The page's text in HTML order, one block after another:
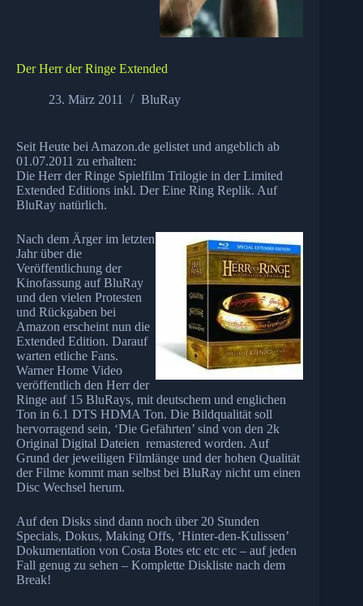
Der Herr der Ringe Extended
23. März 2011 BluRay
Seit Heute bei Amazon.de gelistet und angeblich ab
01.07.2011 zu erhalten:
Die Herr der Ringe Spielfilm Trilogie in der Limited
Extended Editions inkl. Der Eine Ring Replik. Auf
BluRay natürlich.
Nach dem Ärger im letzten
Jahr über die
Veröffentlichung der
Kinofassung auf BluRay
und den vielen Protesten
und Rückgaben bei
Amazon erscheint nun die
Extended Edition. Darauf
warten etliche Fans.
Warner Home Video
veröffentlich den Herr der
Ringe auf 15 BluRays, mit deutschem und englichen
Ton in 6.1 DTS HDMA Ton. Die Bildqualität soll
hervorragend sein, ‘Die Gefährten’ sind von den 2k
Original Digital Dateien remastered worden. Auf
Grund der jeweiligen Filmlänge und der hohen Qualität
der Filme kommt man selbst bei BluRay nicht um einen
Disc Wechsel herum.
Auf den Disks sind dann noch über 20 Stunden
Specials, Dokus, Making Offs, ‘Hinter-den-Kulissen’
Dokumentation von Costa Botes etc etc etc – auf jeden
Fall genug zu sehen – Komplette Diskliste nach dem
Break!